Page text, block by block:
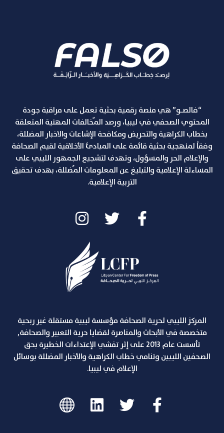
“فالصـو” هي منصة رقمية بحثية تعمل على مراقبة جودة
المحتوي الصحفي في ليبيا، ورصد المٌخالفات المهنية المتعلقة
بخطاب الكراهية والتحريض ومكافحة الإشاعات والاخبار المضللة،
وفقاً لمنهجية بحثية قائمة على المبادئ الأخلاقية لقيم الصحافة
والإعلام الحر والمسؤول، وتهدف لتشجيع الجمهور الليبي على
المساءلة الإعلامية والتبليغ عن المعلومات المٌضللة، بهدف تحقيق
التربية الإعلامية.
المركز الليبي لحرية الصحافة مؤسسة ليبية مستقلة غير ربحية
متخصصة في الأبحاث والمناصرة لقضايا حرية التعبير والصحافة,
تأسست عام 2013 على إثر تفشي الإعتداءات الخطيرة بحق
الصحفين الليبين وتنامي خطاب الكراهية والأخبار المضللة بوسائل
الإعلام في ليبيا.